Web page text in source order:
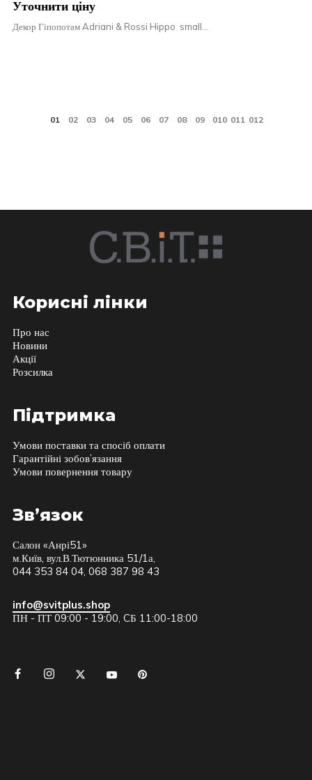
Уточнити ціну
Декор Гіпопотам Adriani & Rossi Hippo small…
Корисні лінки
Про нас
Новини
Акції
Розсилка
Підтримка
Умови поставки та спосіб оплати
Гарантійні зобов’язання
Умови повернення товару
Зв’язок
Салон «Анрі51»
м.Київ, вул.В.Тютюнника 51/1а,
044 353 84 04, 068 387 98 43
info@svitplus.shop
ПН - ПТ 09:00 - 19:00, CБ 11:00-18:00